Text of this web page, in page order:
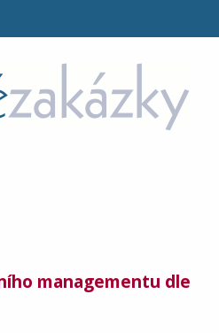
managementu dle